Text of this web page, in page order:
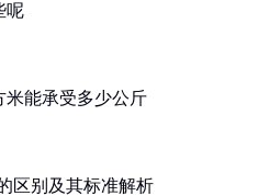
呢
米能承受多少公斤
区别及其标准解析